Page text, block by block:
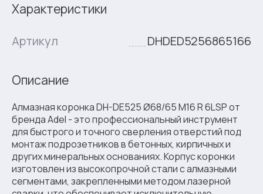
Характеристики
Артикул DHDED5256865166
Описание
Алмазная коронка DH-DE525 Ø68/65 M16 R 6LSP от
бренда Adel - это профессиональный инструмент
для быстрого и точного сверления отверстий под
монтаж подрозетников в бетонных, кирпичных и
других минеральных основаниях. Корпус коронки
изготовлен из высокопрочной стали с алмазными
сегментами, закрепленными методом лазерной